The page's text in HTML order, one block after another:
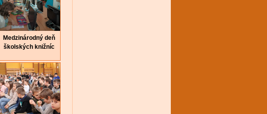
Medzinárodný deň
školských knižníc